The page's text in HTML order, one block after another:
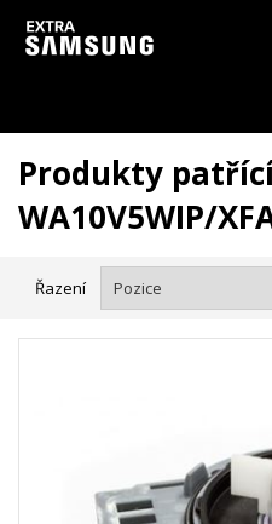
Vzhledem k aktuální situaci se
zpozdit.
Produkty
WA10V5WIP/
Řazení